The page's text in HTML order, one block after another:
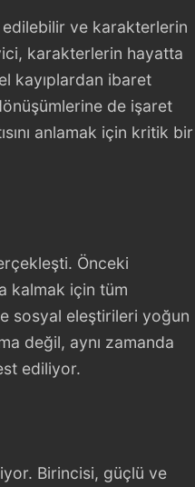
edilebilir ve karakterlerin
karakterlerin hayatta
kayıplardan ibaret
de işaret
anlamak için kritik bir
Önceki
kalmak için tüm
sosyal eleştirileri yoğun
değil, aynı zamanda
ediliyor.
Birincisi, güçlü ve